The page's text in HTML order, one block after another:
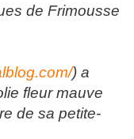
de Frimousse
) a
fleur mauve
de sa petite-